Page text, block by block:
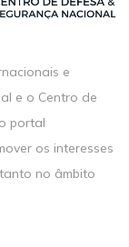
e
e o Centro de
portal
os interesses
no âmbito